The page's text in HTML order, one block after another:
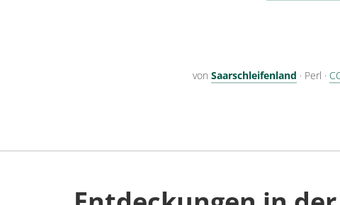
von Saarschleifenland · Perl ·